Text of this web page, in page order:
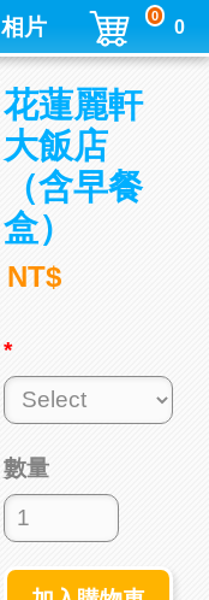
相片
0
0
花蓮麗軒
大飯店
（含早餐
盒）
NT$
*
數量